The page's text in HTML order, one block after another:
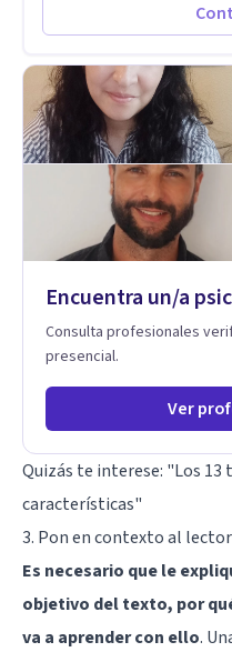
Encuentra un/a
Consulta profesionales
presencial.
Ver
Quizás te interese: "Los 13
características"
3. Pon en contexto al lector
Es necesario que le
objetivo del texto, por
va a aprender con ello.